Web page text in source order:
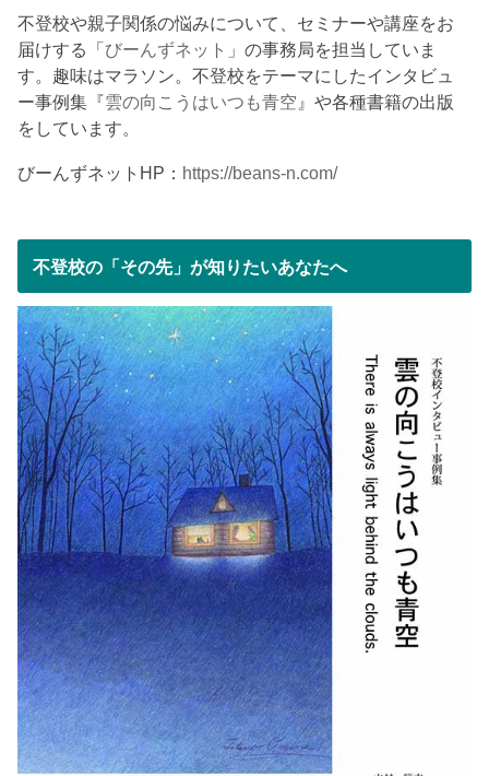
不登校や親子関係の悩みについて、セミナーや講座をお
届けする「 びーんずネット 」の事務局を担当していま
す。趣味はマラソン。不登校をテーマにしたインタビュ
ー事例集『雲の向こうはいつも青空 』や各種書籍の出版
をしています。
びーんずネットHP： https://beans-n.com/
不登校の「その先」が知りたいあなたへ